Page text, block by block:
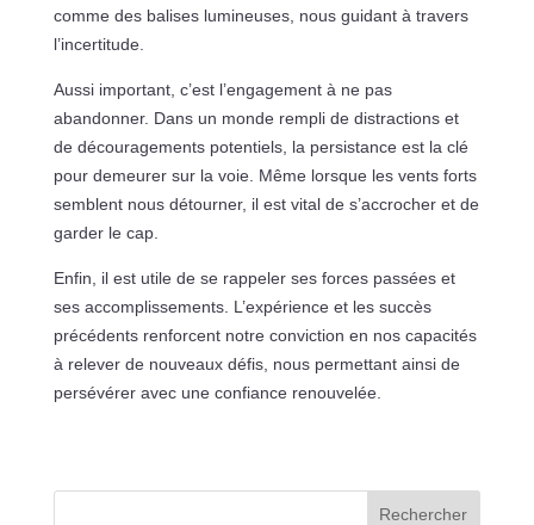
comme des balises lumineuses, nous guidant à travers
l’incertitude.
Aussi important, c’est l’engagement à ne pas
abandonner. Dans un monde rempli de distractions et
de découragements potentiels, la persistance est la clé
pour demeurer sur la voie. Même lorsque les vents forts
semblent nous détourner, il est vital de s’accrocher et de
garder le cap.
Enfin, il est utile de se rappeler ses forces passées et
ses accomplissements. L’expérience et les succès
précédents renforcent notre conviction en nos capacités
à relever de nouveaux défis, nous permettant ainsi de
persévérer avec une confiance renouvelée.
Rechercher